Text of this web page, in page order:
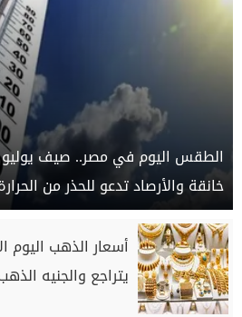
الطقس اليوم في مصر.. صيف
خانقة والأرصاد تدعو للحذر من
يتراجع والجنيه